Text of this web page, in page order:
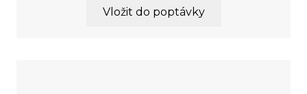
Vložit do poptávky